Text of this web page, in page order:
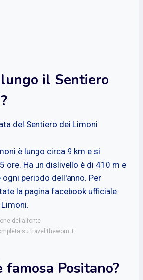
il Sentiero
del Sentiero dei Limoni
è lungo circa 9 km e si
ore. Ha un dislivello è di 410 m e
periodo dell'anno. Per
la pagina facebook ufficiale
della fonte
su travel.thewom.it
famosa Positano?